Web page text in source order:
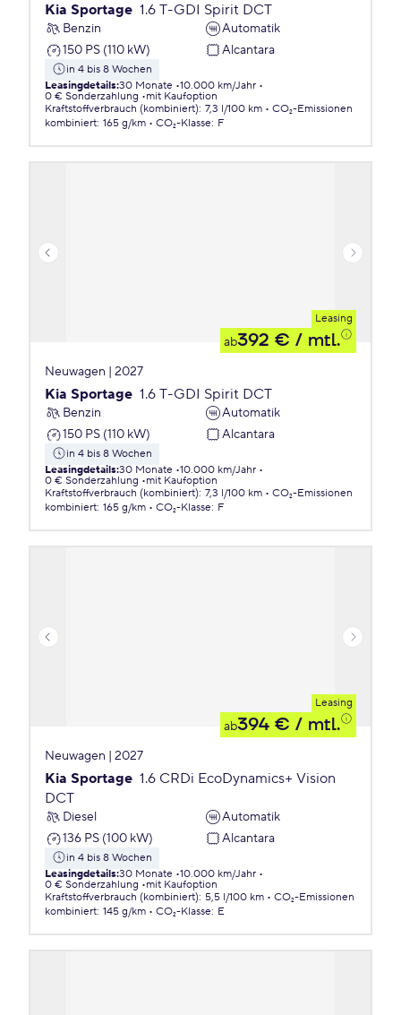
Kia Sportage 1.6 T-GDI Spirit DCT
Benzin
Automatik
150 PS (110 kW)
Alcantara
in 4 bis 8 Wochen
Leasingdetails:30 Monate 10.000 km/Jahr
0 € Sonderzahlung
mit Kaufoption
Kraftstoffverbrauch (kombiniert): 7,3 l/100 km
CO₂-Emissionen
kombiniert: 165 g/km CO₂-Klasse: F
Leasing
ab392 € / mtl.
Neuwagen | 2027
Kia Sportage 1.6 T-GDI Spirit DCT
Benzin
Automatik
150 PS (110 kW)
Alcantara
in 4 bis 8 Wochen
Leasingdetails:30 Monate 10.000 km/Jahr
0 € Sonderzahlung
mit Kaufoption
Kraftstoffverbrauch (kombiniert): 7,3 l/100 km
CO₂-Emissionen
kombiniert: 165 g/km CO₂-Klasse: F
Leasing
ab394 € / mtl.
Neuwagen | 2027
Kia Sportage 1.6 CRDi EcoDynamics+ Vision
DCT
Diesel
Automatik
136 PS (100 kW)
Alcantara
in 4 bis 8 Wochen
Leasingdetails:30 Monate 10.000 km/Jahr
0 € Sonderzahlung
mit Kaufoption
Kraftstoffverbrauch (kombiniert): 5,5 l/100 km
CO₂-Emissionen
kombiniert: 145 g/km CO₂-Klasse: E